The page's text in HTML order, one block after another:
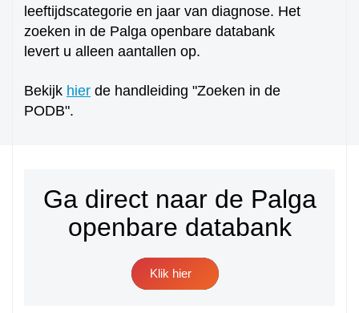
leeftijdscategorie en jaar van diagnose. Het
zoeken in de Palga openbare databank
levert u alleen aantallen op.
Bekijk hier de handleiding "Zoeken in de
PODB".
Ga direct naar de Palga
openbare databank
Klik hier